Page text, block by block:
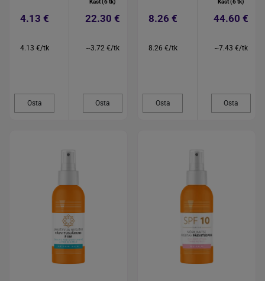
4.13 €
4.13 €/tk
Osta
Kast (6 tk)
22.30 €
~3.72 €/tk
Osta
8.26 €
8.26 €/tk
Osta
Kast (6 tk)
44.60 €
~7.43 €/tk
Osta